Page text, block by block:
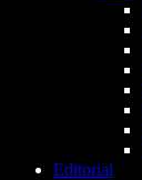
Editorial